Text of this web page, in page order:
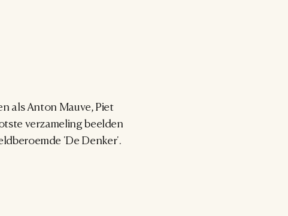
als Anton Mauve, Piet
verzameling beelden
'De Denker'.